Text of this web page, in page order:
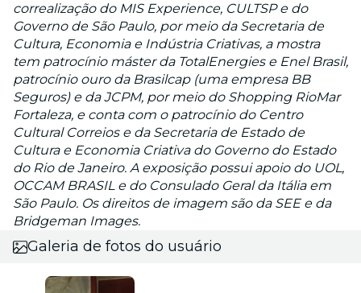
correalização do MIS Experience, CULTSP e do
Governo de São Paulo, por meio da Secretaria de
Cultura, Economia e Indústria Criativas, a mostra
tem patrocínio máster da TotalEnergies e Enel Brasil,
patrocínio ouro da Brasilcap (uma empresa BB
Seguros) e da JCPM, por meio do Shopping RioMar
Fortaleza, e conta com o patrocínio do Centro
Cultural Correios e da Secretaria de Estado de
Cultura e Economia Criativa do Governo do Estado
do Rio de Janeiro. A exposição possui apoio do UOL,
OCCAM BRASIL e do Consulado Geral da Itália em
São Paulo. Os direitos de imagem são da SEE e da
Bridgeman Images.
Galeria de fotos do usuário